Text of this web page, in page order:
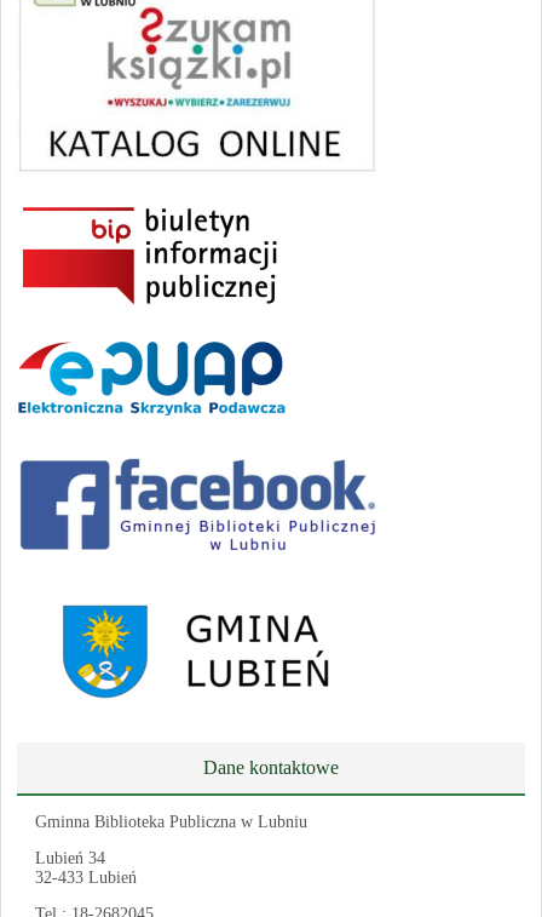
Dane kontaktowe
Gminna Biblioteka Publiczna w Lubniu
Lubień 34
32-433 Lubień